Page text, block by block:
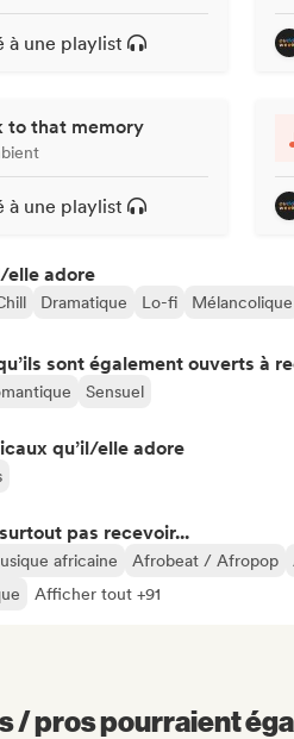
à une playlist
to that memory
à une playlist
elle adore
Dramatique Lo-fi Mélancolique
sont également ouverts à
Sensuel
qu’il/elle adore
pas recevoir...
africaine Afrobeat / Afropop
Afficher tout +91
/ pros pourraient